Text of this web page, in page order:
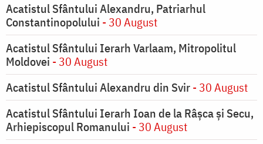
Acatistul Sfântului Alexandru, Patriarhul
Constantinopolului - 30 August
Acatistul Sfântului Ierarh Varlaam, Mitropolitul
Moldovei - 30 August
Acatistul Sfântului Alexandru din Svir- 30 August
Acatistul Sfântului Ierarh Ioan de la Râşca şi Secu,
Arhiepiscopul Romanului - 30 August